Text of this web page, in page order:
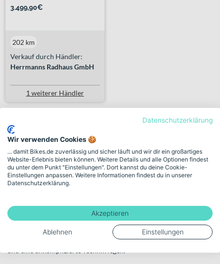
3.499,90€
Verkauf durch Händler:
Herrmanns Radhaus GmbH
202 km
1 weiterer Händler
E-MTB Hardtails
Direkt, effizient und sportlich unterstützt im Gelände
einem klassischen Hardtail-Rahmen: vorne sorgt eine Federgabel
für Dämpfung, hinten bleibt der Rahmen ungefedert. Genau dieser
Aufbau macht sie zu einer beliebten Wahl für alle, die im Gelände
unterwegs sein wollen, aber Wert auf Effizienz, geringeres Gewicht
Datenschutzerklärung
Wir verwenden Cookies 🍪
... damit Bikes.de zuverlässig und sicher läuft und wir dir ein großartiges
Website-Erlebnis bieten können. Weitere Details und alle Optionen findest
du unter dem Punkt "Einstellungen". Dort kannst du deine Cookie-
Einstellungen anpassen. Weitere Informationen findest du in unserer
Datenschutzerklärung.
Akzeptieren
Ablehnen Einstellungen